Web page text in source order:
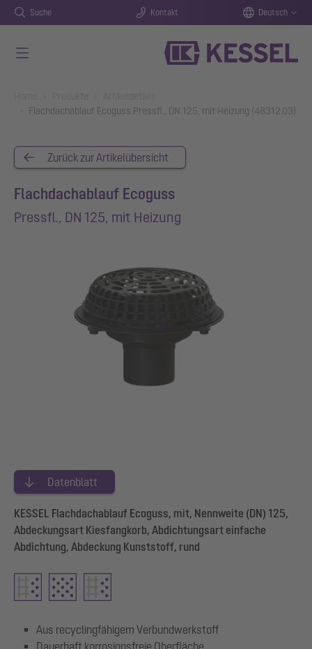
Suche Kontakt Deutsch
Flachdachablauf Ecoguss Pressfl., DN 125, mit Heizung (48312.03)
Zurück zur Artikelübersicht
Flachdachablauf Ecoguss
Pressfl., DN 125, mit Heizung
Datenblatt
KESSEL Flachdachablauf Ecoguss, mit, Nennweite (DN) 125,
Abdeckungsart Kiesfangkorb, Abdichtungsart einfache
Abdichtung, Abdeckung Kunststoff, rund
Aus recyclingfähigem Verbundwerkstoff
Dauerhaft korrosionsfreie Oberfläche